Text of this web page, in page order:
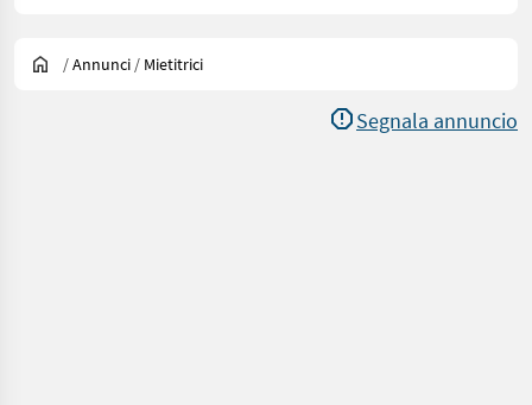
/Annunci / Mietitrici
Segnala annuncio